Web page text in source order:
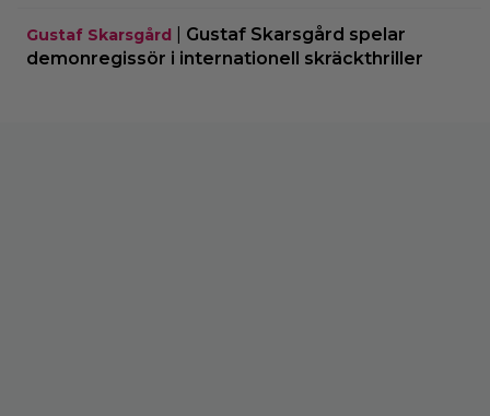
Gustaf Skarsgård
Gustaf Skarsgård spelar
demonregissör i internationell skräckthriller